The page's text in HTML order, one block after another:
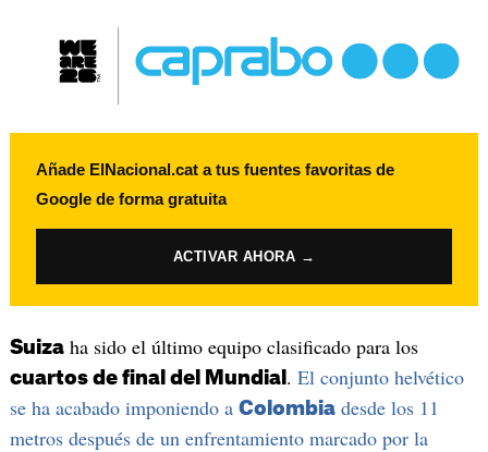
Añade ElNacional.cat a tus fuentes favoritas de
Google de forma gratuita
ACTIVAR AHORA →
Suizaha sido el último equipo clasificado para los
cuartos de final del Mundial . El conjunto helvético
se ha acabado imponiendo a Colombiadesde los 11
metros después de un enfrentamiento marcado por la